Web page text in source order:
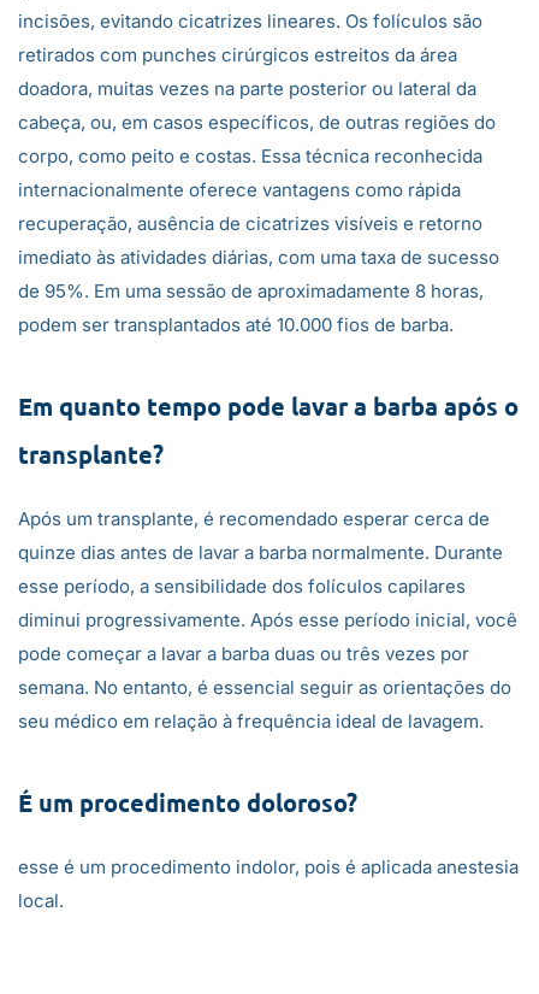
incisões, evitando cicatrizes lineares. Os folículos são
retirados com punches cirúrgicos estreitos da área
doadora, muitas vezes na parte posterior ou lateral da
cabeça, ou, em casos específicos, de outras regiões do
corpo, como peito e costas. Essa técnica reconhecida
internacionalmente oferece vantagens como rápida
recuperação, ausência de cicatrizes visíveis e retorno
imediato às atividades diárias, com uma taxa de sucesso
de 95%. Em uma sessão de aproximadamente 8 horas,
podem ser transplantados até 10.000 fios de barba.
Em quanto tempo pode lavar a barba após o
transplante?
Após um transplante, é recomendado esperar cerca de
quinze dias antes de lavar a barba normalmente. Durante
esse período, a sensibilidade dos folículos capilares
diminui progressivamente. Após esse período inicial, você
pode começar a lavar a barba duas ou três vezes por
semana. No entanto, é essencial seguir as orientações do
seu médico em relação à frequência ideal de lavagem.
É um procedimento doloroso?
esse é um procedimento indolor, pois é aplicada anestesia
local.